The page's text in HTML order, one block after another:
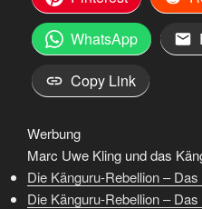
WhatsApp
Copy Link
Werbung
Marc Uwe Kling und das
Die Känguru-Rebellion –
Die Känguru-Rebellion –